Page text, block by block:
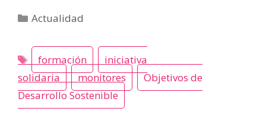
Categorías
Actualidad
formación
iniciativa
solidaria
monitores
Objetivos de
Desarrollo Sostenible